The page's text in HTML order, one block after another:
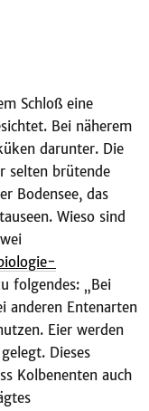
Schloß eine
Bei näherem
darunter. Die
selten brütende
Bodensee, das
Wieso sind
folgendes: „Bei
anderen Entenarten
Eier werden
Dieses
Kolbenenten auch